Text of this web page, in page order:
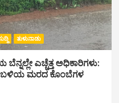
ತುಳುನಾಡು
ಎಚ್ಚೆತ್ತ ಅಧಿಕಾರಿಗಳು:
ಬಳಿಯ ಮರದ ಕೊಂಬೆಗಳ